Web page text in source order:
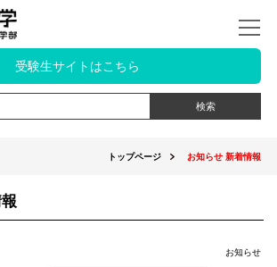
受験生サイトはこちら
トップページ お知らせ 新着情報
お知らせ